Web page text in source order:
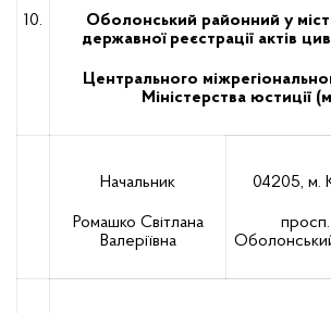
10.
Оболонський районний у місті
державної реєстрації актів
Центрального
Міністерства юстиції
Начальник
Ромашко Світлана
Валеріївна
04205, м.
просп.